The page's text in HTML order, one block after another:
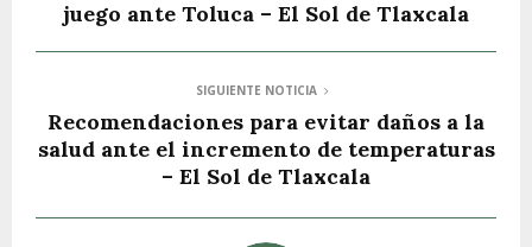
juego ante Toluca – El Sol de Tlaxcala
SIGUIENTE NOTICIA
Recomendaciones para evitar daños a la
salud ante el incremento de temperaturas
– El Sol de Tlaxcala